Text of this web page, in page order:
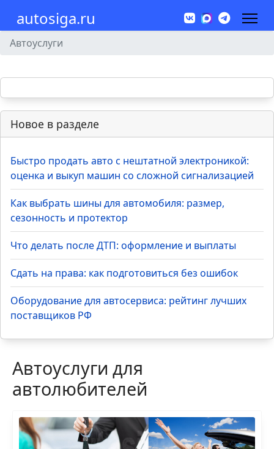
autosiga.ru
Автоуслуги
Новое в разделе
Быстро продать авто с нештатной электроникой:
оценка и выкуп машин со сложной сигнализацией
Как выбрать шины для автомобиля: размер,
сезонность и протектор
Что делать после ДТП: оформление и выплаты
Сдать на права: как подготовиться без ошибок
Оборудование для автосервиса: рейтинг лучших
поставщиков РФ
Автоуслуги для
автолюбителей